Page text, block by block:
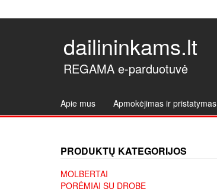
dailininkams.lt
REGAMA e-parduotuvė
Apie mus Apmokėjimas ir pristatymas
PRODUKTŲ KATEGORIJOS
MOLBERTAI
PORĖMIAI SU DROBE